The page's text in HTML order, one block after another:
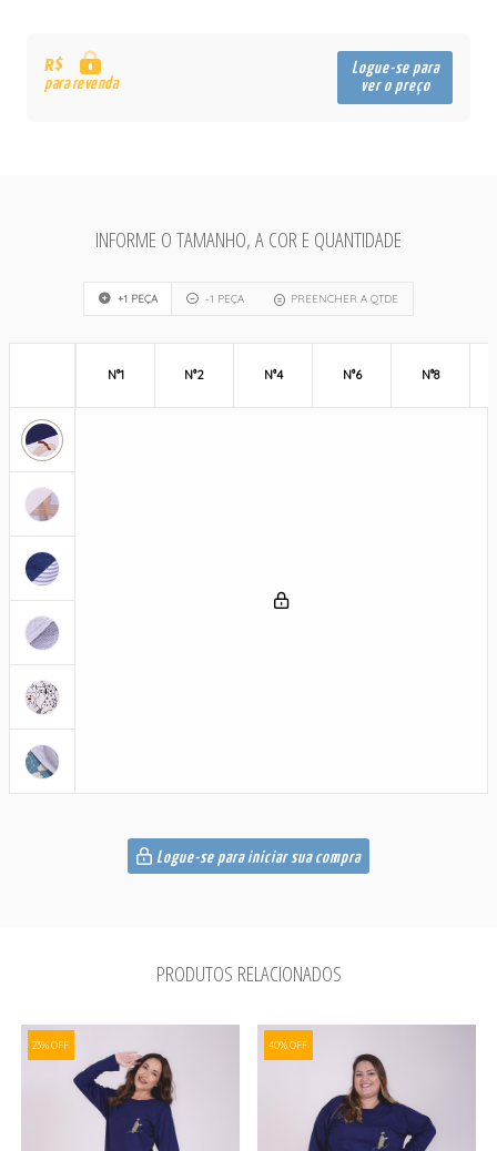
R$
para revenda
Logue-se para
ver o preço
INFORME O TAMANHO, A COR E QUANTIDADE
+1 PEÇA -1 PEÇA PREENCHER A QTDE
N°1 N°2 N°4 N°6 N°8
Logue-se para iniciar sua compra
PRODUTOS RELACIONADOS
23% OFF 40% OFF